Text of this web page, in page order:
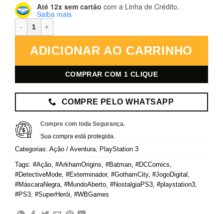
Até 12x sem cartão com a Linha de Crédito.
Saiba mais
ADICIONAR AO CARRINHO
COMPRAR COM 1 CLIQUE
COMPRE PELO WHATSAPP
Compre com toda Segurança.
Sua compra está protegida.
Categorias: Ação / Aventura PlayStation 3
Tags: #Ação #ArkhamOrigins #Batman #DCComics
#DetectiveMode #Exterminador, #GothamCity, #JogoDigital
#MáscaraNegra #MundoAberto #NostalgiaPS3 #playstation3
#PS3 #SuperHerói #WBGames